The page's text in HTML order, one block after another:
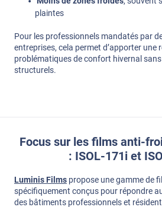
plaintes
Pour les professionnels mandatés par
entreprises, cela permet d’apporter une
problématiques de confort hivernal
structurels.
Focus sur les films anti-
: ISOL-171i et
Luminis Films propose une gamme de
spécifiquement conçus pour répondre
des bâtiments professionnels et